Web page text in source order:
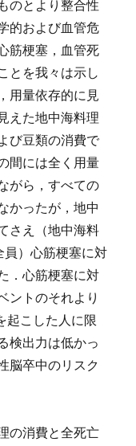
のとより整合性
的および血管危
筋梗塞，血管死
とを我々は示し
用量依存的に見
えた地中海料理
び豆類の消費で
間には全く用量
がら，すべての
かったが，地中
さえ（地中海料
）心筋梗塞に対
．心筋梗塞に対
ントのそれより
起こした人に限
検出力は低かっ
脳卒中のリスク
の消費と全死亡